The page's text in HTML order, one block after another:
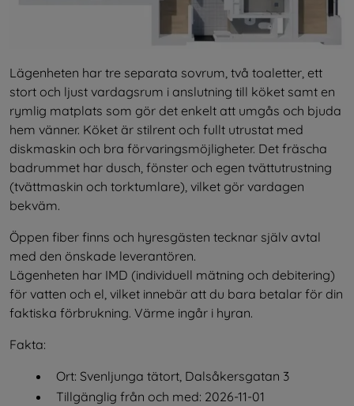
Lägenheten har tre separata sovrum, två toaletter, ett
stort och ljust vardagsrum i anslutning till köket samt en
rymlig matplats som gör det enkelt att umgås och bjuda
hem vänner. Köket är stilrent och fullt utrustat med
diskmaskin och bra förvaringsmöjligheter. Det fräscha
badrummet har dusch, fönster och egen tvättutrustning
(tvättmaskin och torktumlare), vilket gör vardagen
bekväm.
Öppen fiber finns och hyresgästen tecknar själv avtal
med den önskade leverantören.
Lägenheten har IMD (individuell mätning och debitering)
för vatten och el, vilket innebär att du bara betalar för din
faktiska förbrukning. Värme ingår i hyran.
Fakta:
Ort: Svenljunga tätort, Dalsåkersgatan 3
Tillgänglig från och med: 2026-11-01